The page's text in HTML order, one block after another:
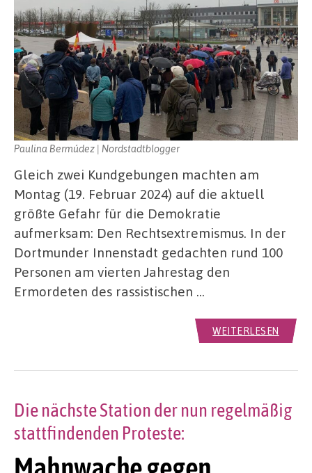
Paulina Bermúdez | Nordstadtblogger
Gleich zwei Kundgebungen machten am
Montag (19. Februar 2024) auf die aktuell
größte Gefahr für die Demokratie
aufmerksam: Den Rechtsextremismus. In der
Dortmunder Innenstadt gedachten rund 100
Personen am vierten Jahrestag den
Ermordeten des rassistischen …
WEITERLESEN
Die nächste Station der nun regelmäßig
stattfindenden Proteste: